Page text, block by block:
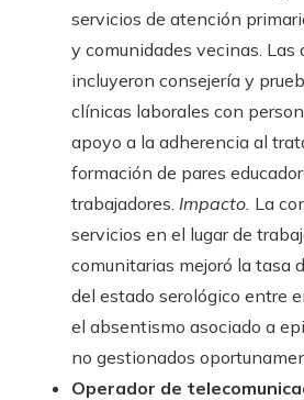
servicios de atención
y comunidades vecinas. Las
incluyeron consejería y
clínicas laborales con
apoyo a la adherencia al
formación de pares
trabajadores. Impacto. La
servicios en el lugar de
comunitarias mejoró la tasa
del estado serológico entre
el absentismo asociado a
no gestionados
Operador de